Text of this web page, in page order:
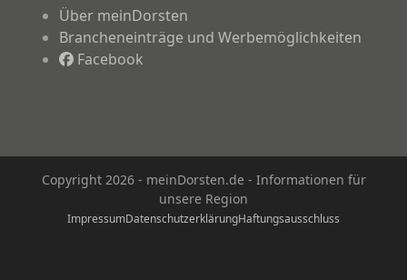
Über meinDorsten
Brancheneinträge und Werbemöglichkeiten
Facebook
Copyright 2026 - meinDorsten.de - Informationen für
unsere Region
ImpressumDatenschutzerklärungHaftungsausschluss